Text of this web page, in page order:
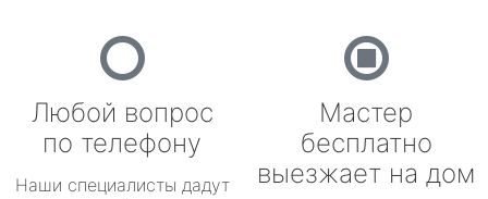
Любой вопрос
по телефону
Наши специалисты дадут
Мастер
бесплатно
выезжает на дом